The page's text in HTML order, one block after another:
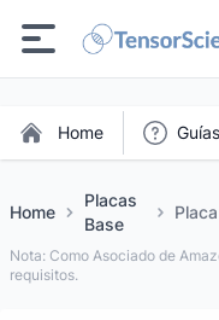
Home Guías
Home
Placas
Base
Nota: Como Asociado de
requisitos.